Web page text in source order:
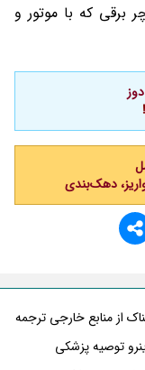
برقی که با موتور و
از منابع خارجی ترجمه
توصیه پزشکی